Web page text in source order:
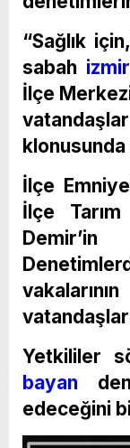
“Sağlık
sabah
İlçe
klonusunda
İlçe
İlçe
Yetkililer
bayan
edeceğini